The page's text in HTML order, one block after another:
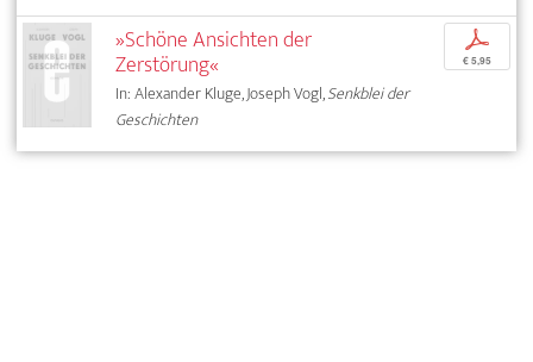
»Schöne Ansichten der
Zerstörung«
In: Alexander Kluge, Joseph Vogl,Senkblei der
Geschichten
p
€ 5,95